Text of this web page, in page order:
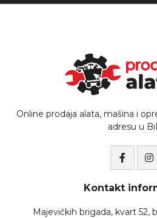
Online prodaja alata, mašina i
adresu u
Kontakt
Majevičkih brigada, kvart 52,